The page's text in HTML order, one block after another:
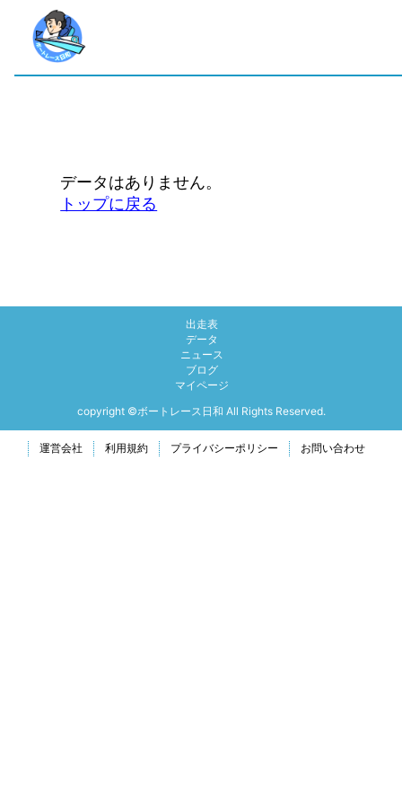
データはありません。
トップに戻る
出走表
データ
ニュース
ブログ
マイページ
copyright ©ボートレース日和 All Rights Reserved.
運営会社 利用規約 プライバシーポリシー お問い合わせ